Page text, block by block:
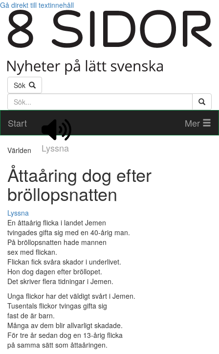
Gå direkt till textinnehåll
Sök
Söktext
Start
Lyssna
Mer
Världen
Åttaåring dog efter
bröllopsnatten
Lyssna
En åttaårig flicka i landet Jemen
tvingades gifta sig med en 40-årig man.
På bröllopsnatten hade mannen
sex med flickan.
Flickan fick svåra skador i underlivet.
Hon dog dagen efter bröllopet.
Det skriver flera tidningar i Jemen.
Unga flickor har det väldigt svårt i Jemen.
Tusentals flickor tvingas gifta sig
fast de är barn.
Många av dem blir allvarligt skadade.
För tre år sedan dog en 13-årig flicka
på samma sätt som åttaåringen.